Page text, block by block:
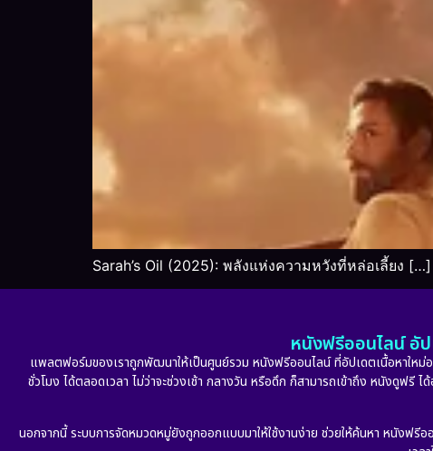
Sarah’s Oil (2025): พลังแห่งความหวังที่หล่อเลี้ยง […]
หนังฟรีออนไลน์ อั
แพลตฟอร์มของเราถูกพัฒนาให้เป็นศูนย์รวม หนังฟรีออนไลน์ ที่อัปเดตเนื้อหาให
ชั่วโมง ได้ตลอดเวลา ไม่ว่าจะช่วงเช้า กลางวัน หรือดึก ก็สามารถเข้าถึง หนังดูฟ
นอกจากนี้ ระบบการจัดหมวดหมู่ยังถูกออกแบบมาให้ใช้งานง่าย ช่วยให้ค้นหา หนังฟ